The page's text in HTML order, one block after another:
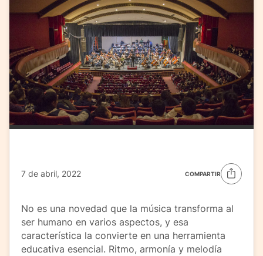
7 de abril, 2022 COMPARTIR
No es una novedad que la música transforma al
ser humano en varios aspectos, y esa
característica la convierte en una herramienta
educativa esencial. Ritmo, armonía y melodía